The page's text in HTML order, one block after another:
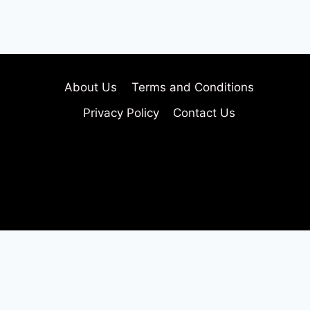
About Us
Terms and Conditions
Privacy Policy
Contact Us